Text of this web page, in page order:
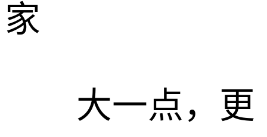
家
大一点，更